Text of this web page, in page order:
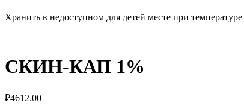
Хранить в недоступном для детей месте при
СКИН-КАП 1%
₽4612.00